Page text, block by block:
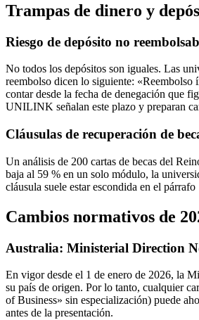
Trampas de dinero y
Riesgo de depósito no
No todos los depósitos son iguales. Las
reembolso dicen lo siguiente: «Reembolso
contar desde la fecha de denegación que
UNILINK señalan este plazo y preparan
Cláusulas de recuperación de
Un análisis de 200 cartas de becas del
baja al 59 % en un solo módulo, la
cláusula suele estar escondida en el
Cambios normativos de
Australia: Ministerial Direction
En vigor desde el 1 de enero de 2026, la
su país de origen. Por lo tanto, cualquier
of Business» sin especialización) puede
antes de la presentación.